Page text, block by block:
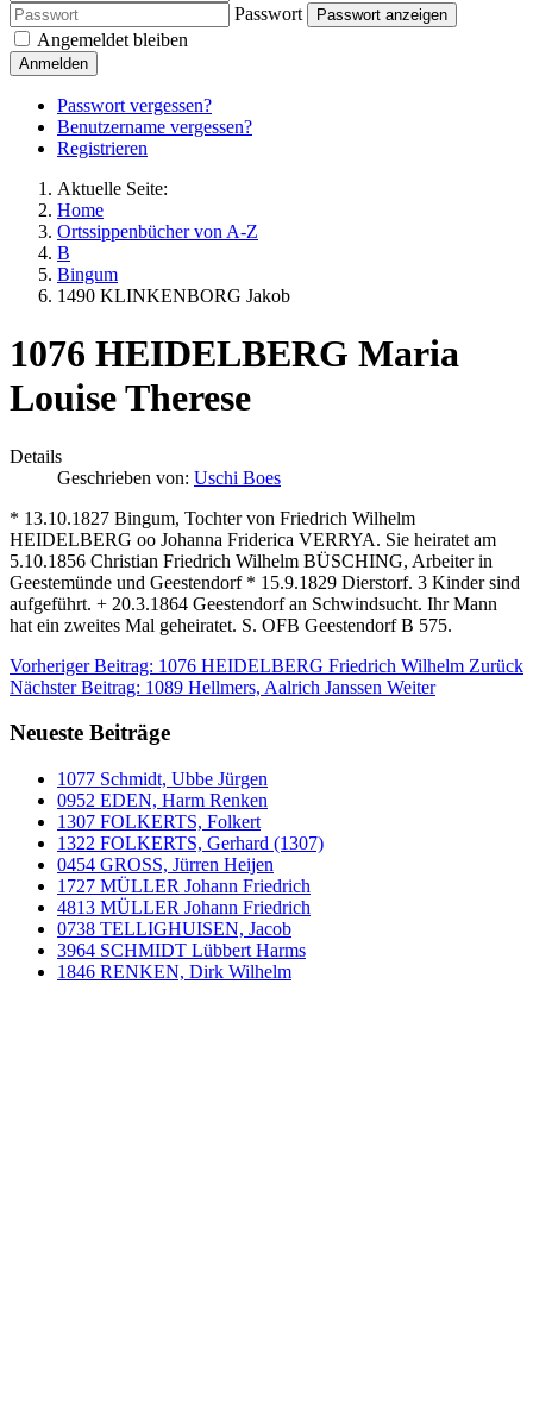
Passwort
Passwort anzeigen
Angemeldet bleiben
Anmelden
Passwort vergessen?
Benutzername vergessen?
Registrieren
Aktuelle Seite:
Home
Ortssippenbücher von A-Z
B
Bingum
1490 KLINKENBORG Jakob
1076 HEIDELBERG Maria
Louise Therese
Details
Geschrieben von: Uschi Boes
* 13.10.1827 Bingum, Tochter von Friedrich Wilhelm
HEIDELBERG oo Johanna Friderica VERRYA. Sie heiratet am
5.10.1856 Christian Friedrich Wilhelm BÜSCHING, Arbeiter in
Geestemünde und Geestendorf * 15.9.1829 Dierstorf. 3 Kinder sind
aufgeführt. + 20.3.1864 Geestendorf an Schwindsucht. Ihr Mann
hat ein zweites Mal geheiratet. S. OFB Geestendorf B 575.
Vorheriger Beitrag: 1076 HEIDELBERG Friedrich Wilhelm Zurück
Nächster Beitrag: 1089 Hellmers, Aalrich Janssen Weiter
Neueste Beiträge
1077 Schmidt, Ubbe Jürgen
0952 EDEN, Harm Renken
1307 FOLKERTS, Folkert
1322 FOLKERTS, Gerhard (1307)
0454 GROSS, Jürren Heijen
1727 MÜLLER Johann Friedrich
4813 MÜLLER Johann Friedrich
0738 TELLIGHUISEN, Jacob
3964 SCHMIDT Lübbert Harms
1846 RENKEN, Dirk Wilhelm